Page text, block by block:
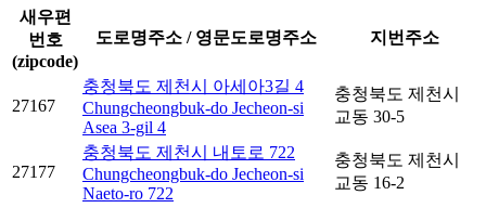
새우편
번호
(zipcode)
도로명주소 / 영문도로명주소 지번주소
27167
충청북도 제천시 아세아3길 4
Chungcheongbuk-do Jecheon-si
Asea 3-gil 4
충청북도 제천시
교동 30-5
27177
충청북도 제천시 내토로 722
Chungcheongbuk-do Jecheon-si
Naeto-ro 722
충청북도 제천시
교동 16-2